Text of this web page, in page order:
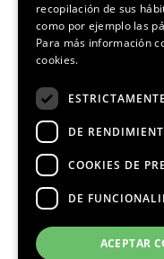
recopilación de sus
como por ejemplo las
Para más información
cookies.
DE
COOKIES DE
DE
ACEPTAR